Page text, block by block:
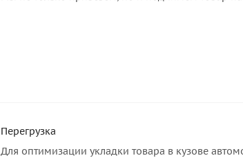
Перегрузка
Для оптимизации укладки товара в кузове